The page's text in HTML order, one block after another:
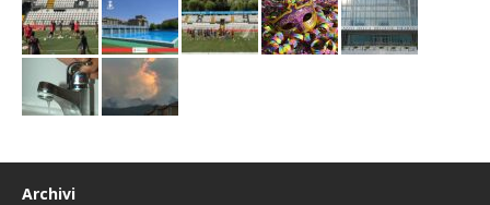
Archivi